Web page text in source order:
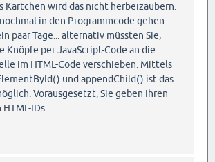
Kärtchen wird das nicht herbeizaubern.
in den Programmcode gehen.
paar Tage... alternativ müssten Sie,
Knöpfe per JavaScript-Code an die
im HTML-Code verschieben. Mittels
und appendChild() ist das
Vorausgesetzt, Sie geben Ihren
IDs.